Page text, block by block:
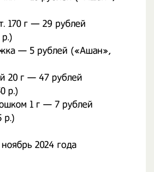
170 г — 29 рублей
— 5 рублей («Ашан»,
20 г — 47 рублей
р.)
1 г — 7 рублей
р.)
2024 года